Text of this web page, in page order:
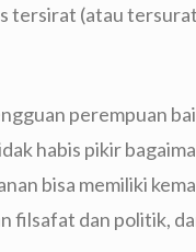
tersirat (atau
perempuan
habis pikir
bisa memiliki
filsafat dan politik,